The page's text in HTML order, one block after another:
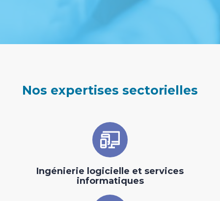
Nos expertises sectorielles
Ingénierie logicielle et services
informatiques